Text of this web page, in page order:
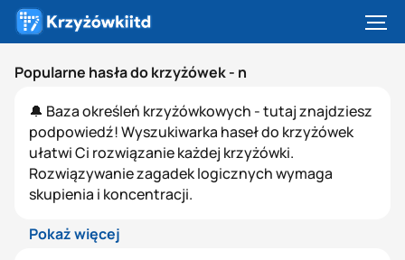
Popularne hasła do krzyżówek - n
🔔 Baza określeń krzyżówkowych - tutaj znajdziesz
podpowiedź! Wyszukiwarka haseł do krzyżówek
ułatwi Ci rozwiązanie każdej krzyżówki.
Rozwiązywanie zagadek logicznych wymaga
skupienia i koncentracji.
Pokaż więcej